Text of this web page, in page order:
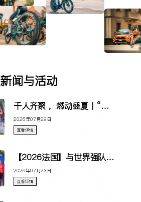
新闻与活动
千人齐聚 ，燃动盛夏丨“易硕杯”2026 喜德盛软尾山地车四季联赛夏季赛火热开赛！
2026年07月29日
查看详情
【2026法国】与世界强队同场竞技，在实战中成长
2026年07月23日
查看详情